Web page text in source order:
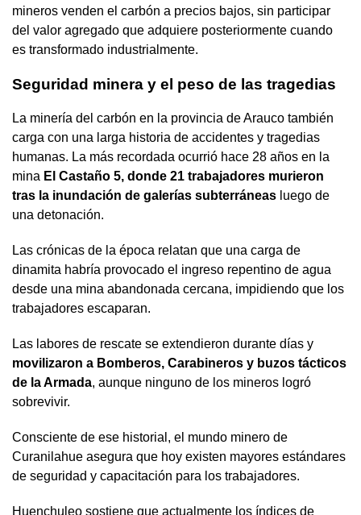
mineros venden el carbón a precios bajos, sin participar
del valor agregado que adquiere posteriormente cuando
es transformado industrialmente.
Seguridad minera y el peso de las tragedias
La minería del carbón en la provincia de Arauco también
carga con una larga historia de accidentes y tragedias
humanas. La más recordada ocurrió hace 28 años en la
mina El Castaño 5, donde 21 trabajadores murieron
tras la inundación de galerías subterráneas luego de
una detonación.
Las crónicas de la época relatan que una carga de
dinamita habría provocado el ingreso repentino de agua
desde una mina abandonada cercana, impidiendo que los
trabajadores escaparan.
Las labores de rescate se extendieron durante días y
movilizaron a Bomberos, Carabineros y buzos tácticos
de la Armada, aunque ninguno de los mineros logró
sobrevivir.
Consciente de ese historial, el mundo minero de
Curanilahue asegura que hoy existen mayores estándares
de seguridad y capacitación para los trabajadores.
Huenchuleo sostiene que actualmente los índices de